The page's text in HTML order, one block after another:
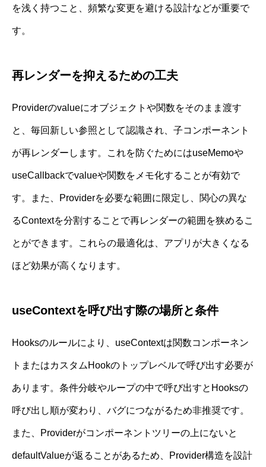
を浅く持つこと、頻繁な変更を避ける設計などが重要で
す。
再レンダーを抑えるための工夫
Providerのvalueにオブジェクトや関数をそのまま渡す
と、毎回新しい参照として認識され、子コンポーネント
が再レンダーします。これを防ぐためにはuseMemoや
useCallbackでvalueや関数をメモ化することが有効で
す。また、Providerを必要な範囲に限定し、関心の異な
るContextを分割することで再レンダーの範囲を狭めるこ
とができます。これらの最適化は、アプリが大きくなる
ほど効果が高くなります。
useContextを呼び出す際の場所と条件
Hooksのルールにより、useContextは関数コンポーネン
トまたはカスタムHookのトップレベルで呼び出す必要が
あります。条件分岐やループの中で呼び出すとHooksの
呼び出し順が変わり、バグにつながるため非推奨です。
また、Providerがコンポーネントツリーの上にないと
defaultValueが返ることがあるため、Provider構造を設計